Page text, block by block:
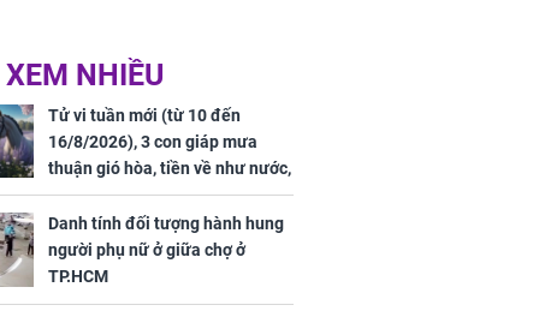
NHIỀU
Tử vi tuần mới (từ 10 đến
16/8/2026), 3 con giáp mưa
thuận gió hòa, tiền về như nước,
bạc vàng dư dả, Phú Quý Vinh
Hoa, vận trình khai sáng
Danh tính đối tượng hành hung
người phụ nữ ở giữa chợ ở
TP.HCM